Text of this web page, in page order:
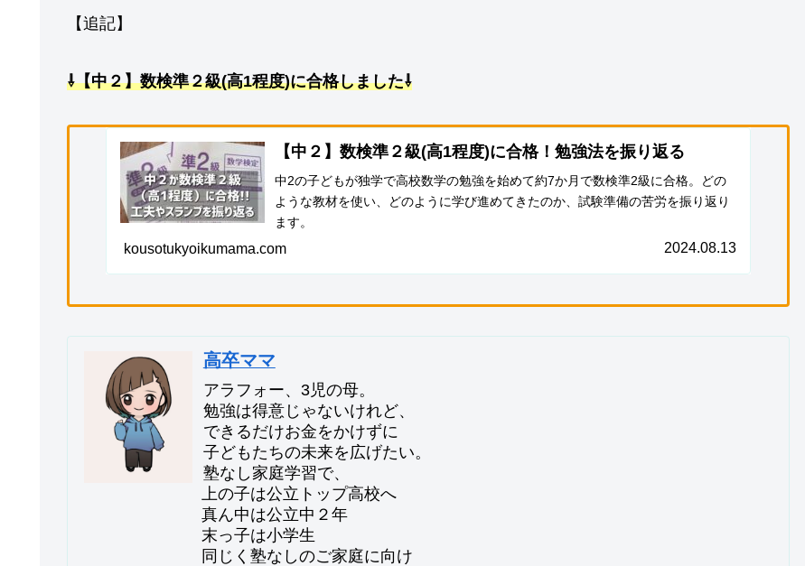
【追記】
⇩【中２】数検準２級(高1程度)に合格しました⇩
【中２】数検準２級(高1程度)に合格！勉強法を振り返る
中2の子どもが独学で高校数学の勉強を始めて約7か月で数検準2級に合格。どの
ような教材を使い、どのように学び進めてきたのか、試験準備の苦労を振り返り
ます。
kousotukyoikumama.com 2024.08.13
高卒ママ
アラフォー、3児の母。
勉強は得意じゃないけれど、
できるだけお金をかけずに
子どもたちの未来を広げたい。
塾なし家庭学習で、
上の子は公立トップ高校へ
真ん中は公立中２年
末っ子は小学生
同じく塾なしのご家庭に向け